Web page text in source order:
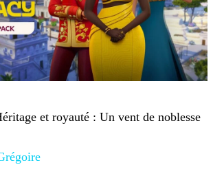
et royauté : Un vent de noblesse